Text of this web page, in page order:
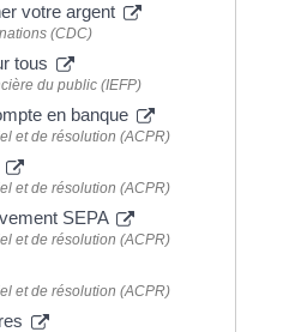
votre argent
(CDC)
tous
du public (IEFP)
en banque
et de résolution (ACPR)
et de résolution (ACPR)
SEPA
et de résolution (ACPR)
et de résolution (ACPR)